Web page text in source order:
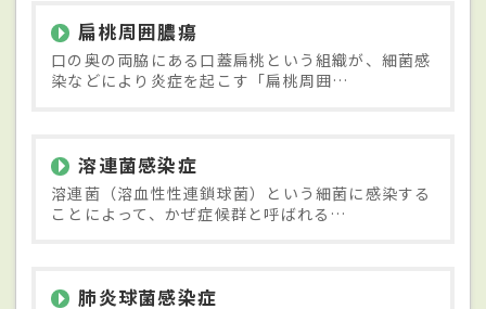
扁桃周囲膿瘍
口の奥の両脇にある口蓋扁桃という組織が、細菌感
染などにより炎症を起こす「扁桃周囲…
溶連菌感染症
溶連菌（溶血性性連鎖球菌）という細菌に感染する
ことによって、かぜ症候群と呼ばれる…
肺炎球菌感染症